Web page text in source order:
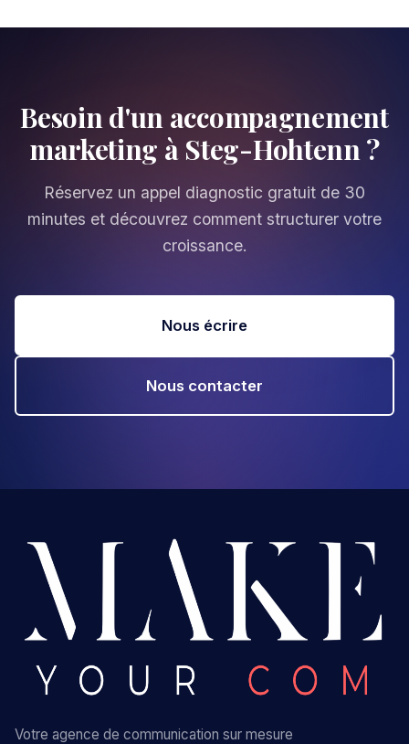
Besoin d'un accompagnement
marketing à Steg-Hohtenn ?
Réservez un appel diagnostic gratuit de 30
minutes et découvrez comment structurer votre
croissance.
Nous écrire
Nous contacter
Votre agence de communication sur mesure